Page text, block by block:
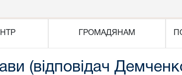
ГРОМАДЯНАМ
(відповідач